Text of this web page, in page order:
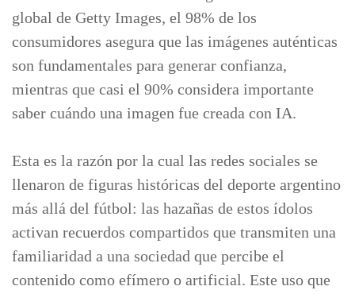
global de Getty Images, el 98% de los
consumidores asegura que las imágenes auténticas
son fundamentales para generar confianza,
mientras que casi el 90% considera importante
saber cuándo una imagen fue creada con IA.
Esta es la razón por la cual las redes sociales se
llenaron de figuras históricas del deporte argentino
más allá del fútbol: las hazañas de estos ídolos
activan recuerdos compartidos que transmiten una
familiaridad a una sociedad que percibe el
contenido como efímero o artificial. Este uso que